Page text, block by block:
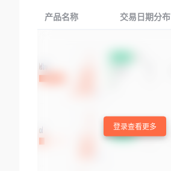
产品名称 交易日期分布
登录查看更多